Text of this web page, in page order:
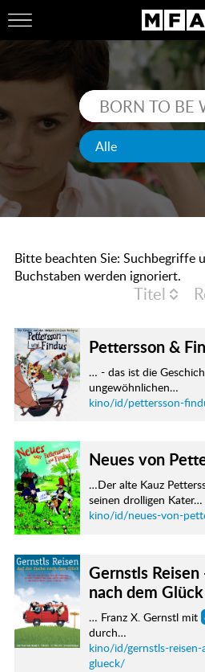
Bitte beachten Sie: Suchbegriffe
Buchstaben werden ignoriert.
Titel
Pettersson &
… - das ist die
ungewöhnlichen…
kino/id/pettersson-
Neues von
…Der alte Kauz
seinen drolligen Kater…
kino/id/neues-von-
Gernstls
nach dem Glück
… Franz X. Gernstl mit
durch…
kino/id/gernstls-
glueck/